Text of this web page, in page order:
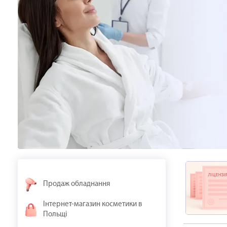
Продаж обладнання
Інтернет-магазин косметики в
Польщі